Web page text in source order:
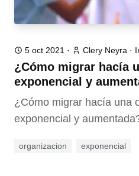
5 oct 2021 · Clery Neyra ·
¿Cómo migrar hacía
exponencial y
¿Cómo migrar hacía una
exponencial y
organizacion exponencial